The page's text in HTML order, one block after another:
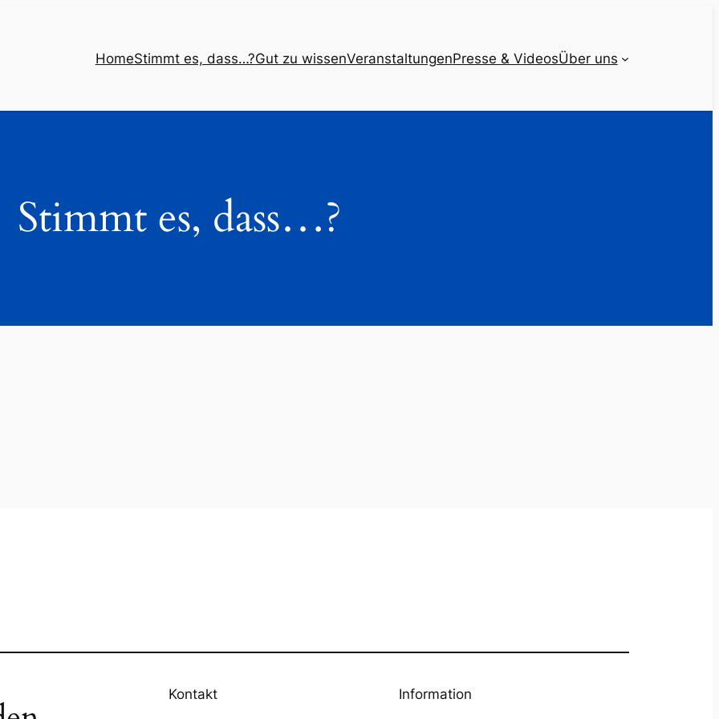
HomeStimmt es, dass…?Gut zu wissenVeranstaltungenPresse & VideosÜber uns
Stimmt es, dass…?
Kontakt Information